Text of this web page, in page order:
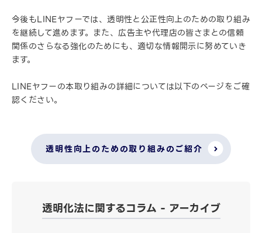
今後もLINEヤフーでは、透明性と公正性向上のための取り組み
を継続して進めます。また、広告主や代理店の皆さまとの信頼
関係のさらなる強化のためにも、適切な情報開示に努めていき
ます。
LINEヤフーの本取り組みの詳細については以下のページをご確
認ください。
透明性向上のための取り組みのご紹介
透明化法に関するコラム - アーカイブ